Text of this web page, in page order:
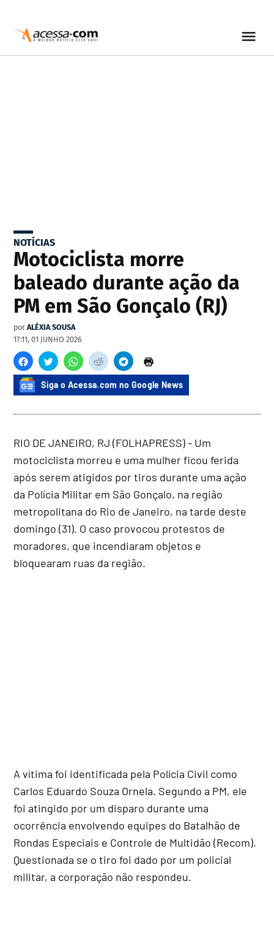
NOTÍCIAS
Motociclista morre
baleado durante ação da
PM em São Gonçalo (RJ)
por ALÉXIA SOUSA
17:11, 01 JUNHO 2026
Siga o Acessa.com no Google News
RIO DE JANEIRO, RJ (FOLHAPRESS) - Um
motociclista morreu e uma mulher ficou ferida
após serem atigidos por tiros durante uma ação
da Polícia Militar em São Gonçalo, na região
metropolitana do Rio de Janeiro, na tarde deste
domingo (31). O caso provocou protestos de
moradores, que incendiaram objetos e
bloquearam ruas da região.
A vítima foi identificada pela Polícia Civil como
Carlos Eduardo Souza Ornela. Segundo a PM, ele
foi atingido por um disparo durante uma
ocorrência envolvendo equipes do Batalhão de
Rondas Especiais e Controle de Multidão (Recom).
Questionada se o tiro foi dado por um policial
militar, a corporação não respondeu.